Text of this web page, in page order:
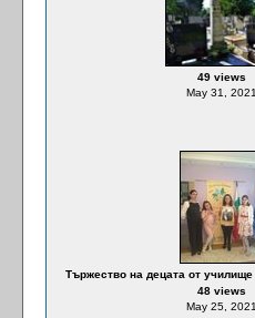
49 views
May 31, 2021
Тържество на децата от
48 views
May 25, 2021